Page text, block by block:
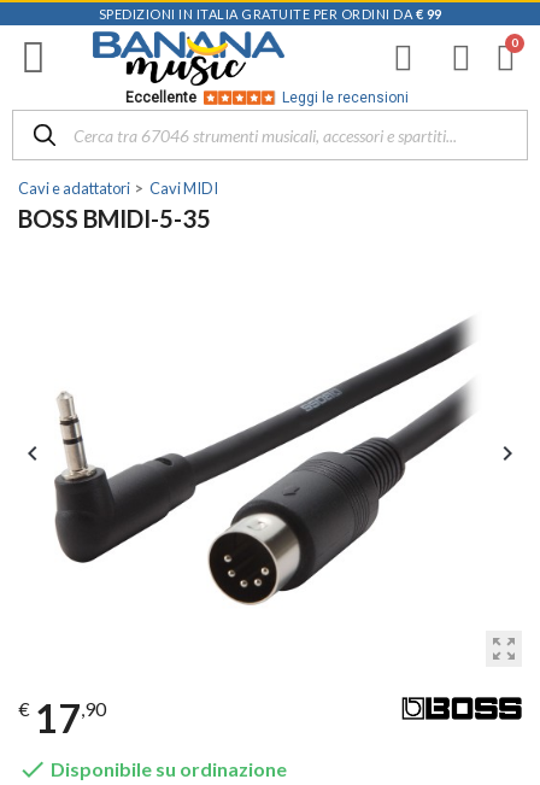
SPEDIZIONI IN ITALIA GRATUITE PER ORDINI DA € 99
Eccellente Leggi le recensioni
Cavi e adattatori Cavi MIDI
BOSS BMIDI-5-35
zoom_out_map
 
€ 17,90
 Disponibile su ordinazione